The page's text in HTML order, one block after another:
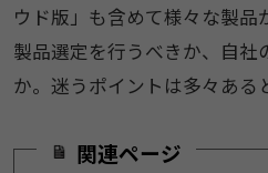
ウド版」も含めて様々な製品
製品選定を行うべきか、自社
か。迷うポイントは多々ある
関連ページ